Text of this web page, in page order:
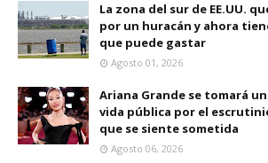
La zona del sur de EE.UU.
por un huracán y ahora
que puede gastar
Agosto 01, 2026
Ariana Grande se tomará
vida pública por el
que se siente sometida
Agosto 06, 2026